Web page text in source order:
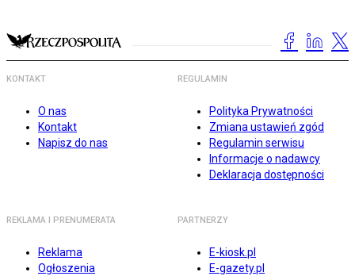
KONTAKT
O nas
Kontakt
Napisz do nas
REGULAMIN
Polityka Prywatności
Zmiana ustawień zgód
Regulamin serwisu
Informacje o nadawcy
Deklaracja dostępności
REKLAMA I PRENUMERATA
Reklama
Ogłoszenia
PARTNERZY
E-kiosk.pl
E-gazety.pl